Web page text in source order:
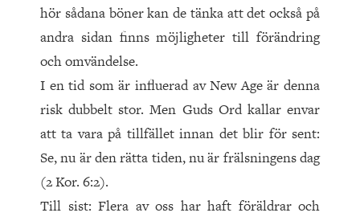
hör sådana böner kan de tänka att det också på
andra sidan finns möjligheter till förändring
och omvändelse.
I en tid som är influerad av New Age är denna
risk dubbelt stor. Men Guds Ord kallar envar
att ta vara på tillfället innan det blir för sent:
Se, nu är den rätta tiden, nu är frälsningens dag
(2 Kor. 6:2).
Till sist: Flera av oss har haft föräldrar och